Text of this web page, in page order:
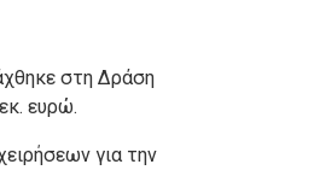
στη Δράση
ευρώ.
για την